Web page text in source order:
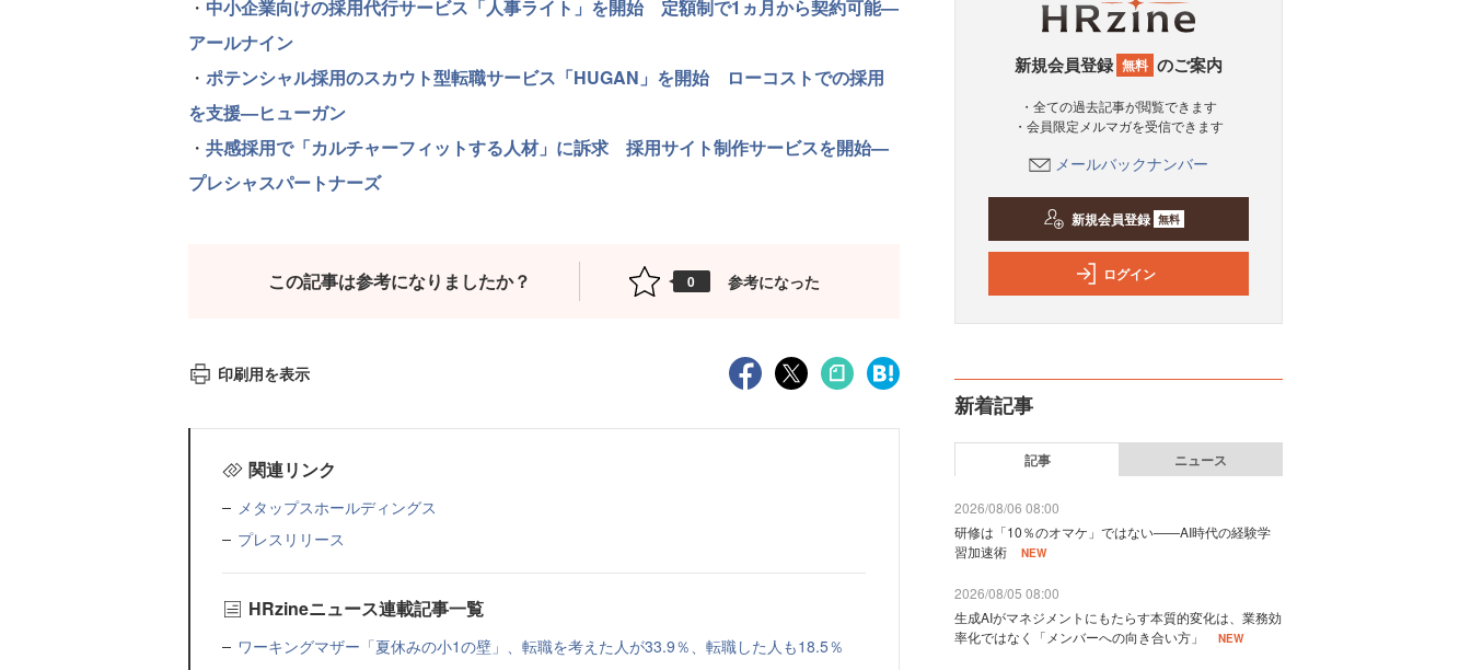
・ 中小企業向けの採用代行サービス「人事ライト」を開始 定額制で1ヵ月から契約可能—
アールナイン
・ ポテンシャル採用のスカウト型転職サービス「HUGAN」を開始 ローコストでの採用
を支援—ヒューガン
・ 共感採用で「カルチャーフィットする人材」に訴求 採用サイト制作サービスを開始—
プレシャスパートナーズ
この記事は参考になりましたか？ 0 参考になった
印刷用を表示
関連リンク
メタップスホールディングス
プレスリリース
HRzineニュース連載記事一覧
ワーキングマザー「夏休みの小1の壁」、転職を考えた人が33.9％、転職した人も18.5％
新規会員登録 無料 のご案内
・全ての過去記事が閲覧できます
・会員限定メルマガを受信できます
メールバックナンバー
新規会員登録 無料
ログイン
新着記事
記事 ニュース
2026/08/06 08:00
研修は「10％のオマケ」ではない——AI時代の経験学
習加速術
NEW
2026/08/05 08:00
生成AIがマネジメントにもたらす本質的変化は、業務効
率化ではなく「メンバーへの向き合い方」
NEW